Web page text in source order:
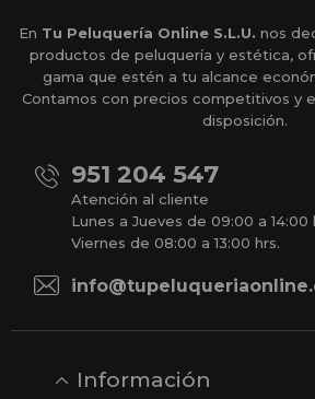
En Tu Peluquería Online S.L.U. nos
productos de peluquería y estética,
gama que estén a tu alcance
Contamos con precios competitivos y
disposición.
951 204 547
Atención al cliente
Lunes a Jueves de 09:00 a 14:00
Viernes de 08:00 a 13:00 hrs.
Información